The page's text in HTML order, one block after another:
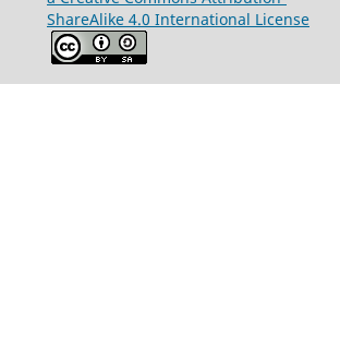
ShareAlike 4.0 International License